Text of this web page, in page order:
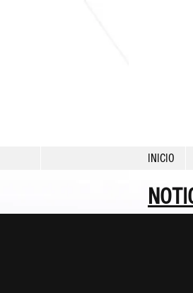
INICIO